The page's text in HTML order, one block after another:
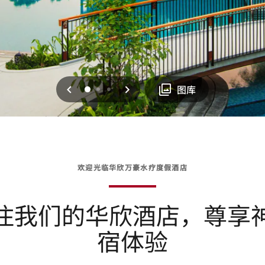
上一页
012 下一页 图库
欢迎光临华欣万豪水疗度假酒店
我们的华欣酒店，尊享
宿体验